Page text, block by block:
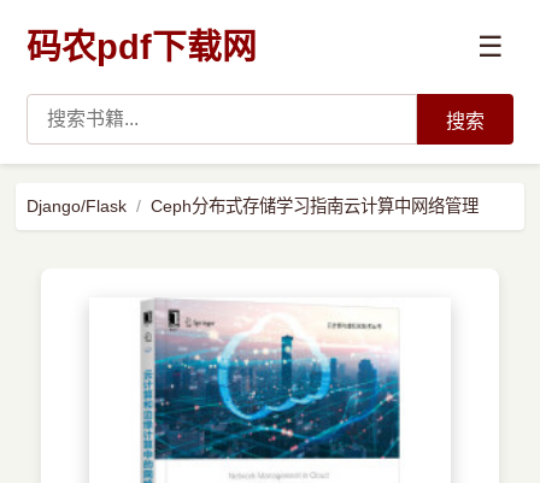
码农pdf下载网 ☰
搜索
Django/Flask Ceph分布式存储学习指南云计算中网络管理